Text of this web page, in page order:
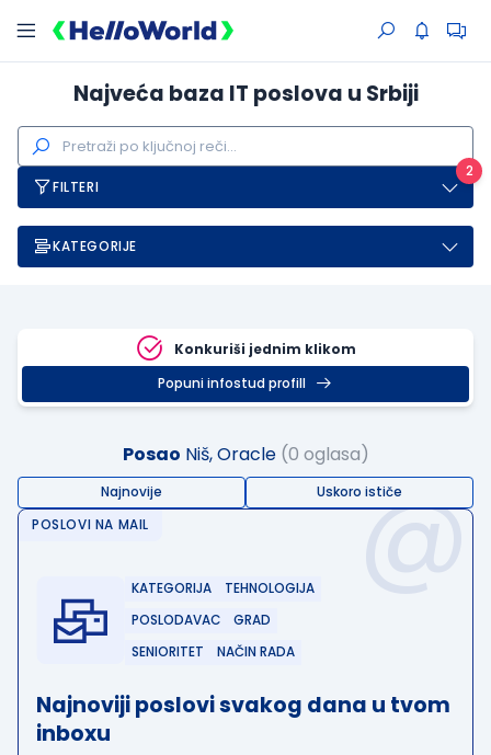
Najveća baza IT poslova u Srbiji
2
FILTERI
KATEGORIJE
Konkuriši jednim klikom
Popuni infostud profill
Posao Niš, Oracle (0 oglasa)
Najnovije Uskoro ističe@
POSLOVI NA MAIL
KATEGORIJA
TEHNOLOGIJA
POSLODAVAC
GRAD
SENIORITET
NAČIN RADA
Najnoviji poslovi svakog dana u tvom
inboxu